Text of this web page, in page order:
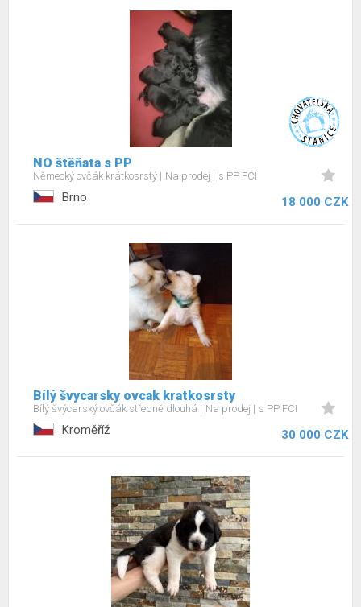
NO štěňata s PP
Německý ovčák krátkosrstý Na prodej s PP FCI
Brno 18 000 CZK
Bílý švycarsky ovcak kratkosrsty
Bílý švýcarský ovčák středně dlouhá Na prodej s PP FCI
Kroměříž 30 000 CZK